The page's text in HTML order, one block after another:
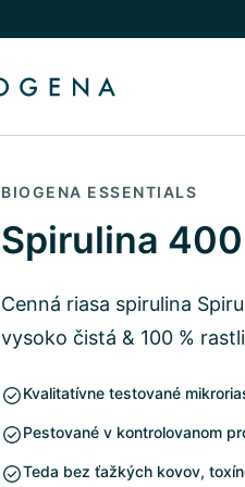
BIOGENA ESSENTIALS
Spirulina 400
Cenná riasa spirulina
vysoko čistá & 100 %
Kvalitatívne testované
Pestované v kontrolovanom
Teda bez ťažkých kovov,